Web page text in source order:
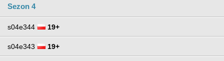
Sezon 4
s04e344 19+
s04e343 19+